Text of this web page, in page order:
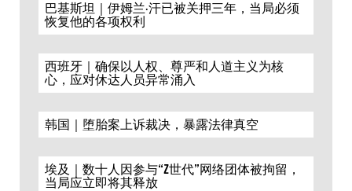
巴基斯坦｜伊姆兰·汗已被关押三年，当局必须
恢复他的各项权利
西班牙｜确保以人权、尊严和人道主义为核
心，应对休达人员异常涌入
韩国｜堕胎案上诉裁决，暴露法律真空
埃及｜数十人因参与“Z世代”网络团体被拘留，
当局应立即将其释放